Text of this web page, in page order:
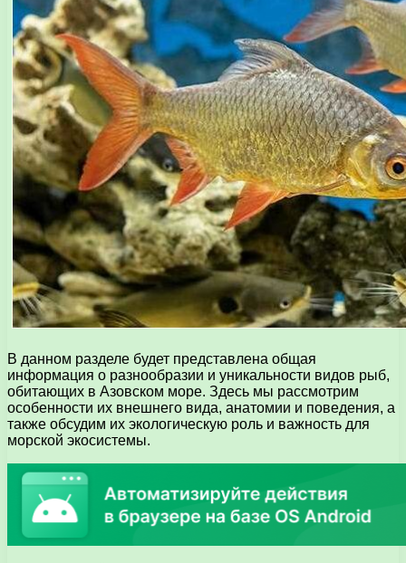
В данном разделе будет представлена общая
информация о разнообразии и уникальности видов рыб,
обитающих в Азовском море. Здесь мы рассмотрим
особенности их внешнего вида, анатомии и поведения, а
также обсудим их экологическую роль и важность для
морской экосистемы.